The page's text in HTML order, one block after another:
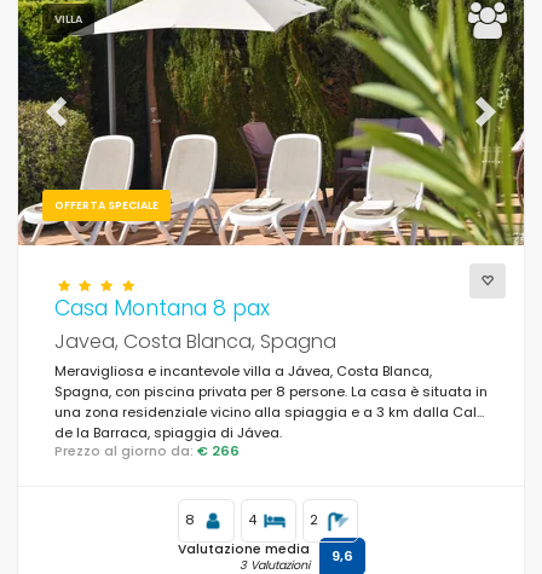
VILLA
OFFERTA SPECIALE
Previous Next
Casa Montana 8 pax
Javea, Costa Blanca, Spagna
Meravigliosa e incantevole villa a Jávea, Costa Blanca,
Spagna, con piscina privata per 8 persone. La casa è situata in
una zona residenziale vicino alla spiaggia e a 3 km dalla Cala
de la Barraca, spiaggia di Jávea.
Prezzo al giorno da: € 266
8 4 2
Valutazione media
3 Valutazioni 9,6